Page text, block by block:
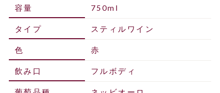
容量 750ml
タイプ スティルワイン
色 赤
飲み口 フルボディ